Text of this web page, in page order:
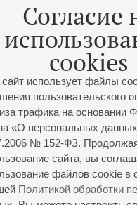
Согласие
cookies
сайт использует файлы
пользовательского
трафика на основании
«О персональных
№ 152-ФЗ.
сайта, вы
файлов cookie в
Политикой обработки
2025
исторический рояль из
филармонии стал
воспоминаний о
фронтах Первой
душевной
Петербургская